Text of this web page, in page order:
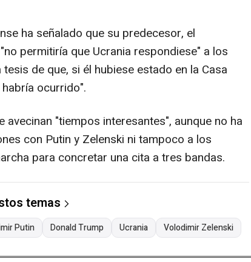
ha señalado que su predecesor, el
permitiría que Ucrania respondiese" a los
de que, si él hubiese estado en la Casa
ocurrido".
avecinan "tiempos interesantes", aunque no ha
con Putin y Zelenski ni tampoco a los
para concretar una cita a tres bandas.
temas
Putin Donald Trump Ucrania Volodimir Zelenski